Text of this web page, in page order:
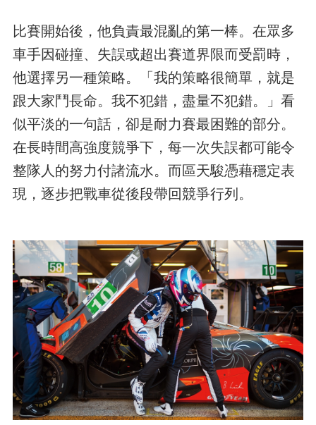
比賽開始後，他負責最混亂的第一棒。在眾多
車手因碰撞、失誤或超出賽道界限而受罰時，
他選擇另一種策略。「我的策略很簡單，就是
跟大家鬥長命。我不犯錯，盡量不犯錯。」看
似平淡的一句話，卻是耐力賽最困難的部分。
在長時間高強度競爭下，每一次失誤都可能令
整隊人的努力付諸流水。而區天駿憑藉穩定表
現，逐步把戰車從後段帶回競爭行列。